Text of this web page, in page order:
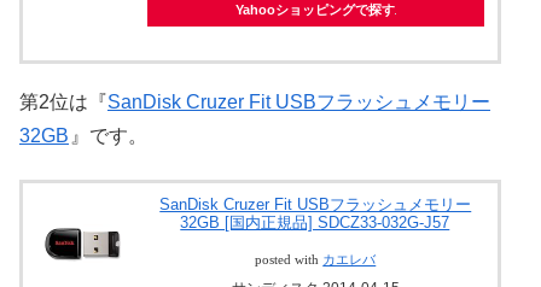
Yahooショッピングで探す
第2位は『SanDisk Cruzer Fit USBフラッシュメモリー
32GB 』です。
SanDisk Cruzer Fit USBフラッシュメモリー
32GB [国内正規品] SDCZ33-032G-J57
posted with カエレバ